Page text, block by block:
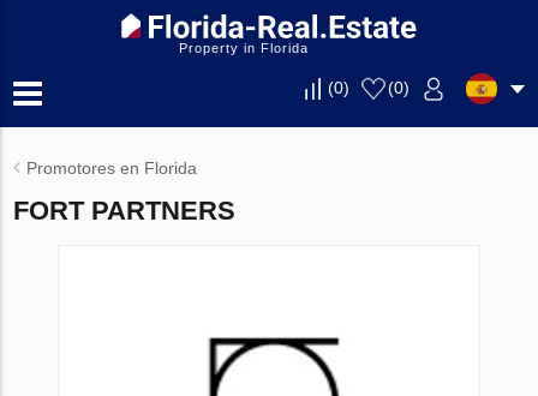
Property in Florida
(0) (0)
Promotores en Florida
FORT PARTNERS